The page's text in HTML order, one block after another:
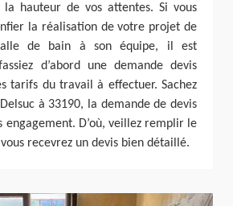
la hauteur de vos attentes. Si vous
la réalisation de votre projet de
de bain à son équipe, il est
d’abord une demande devis
tarifs du travail à effectuer. Sachez
à 33190, la demande de devis
engagement. D’où, veillez remplir le
recevrez un devis bien détaillé.